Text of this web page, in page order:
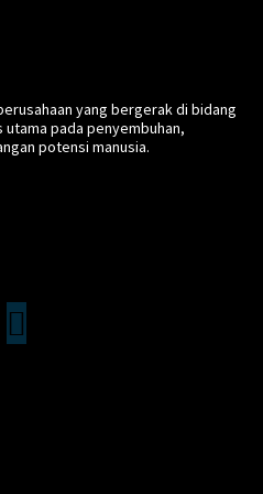
yang bergerak di bidang
pada penyembuhan,
potensi manusia.